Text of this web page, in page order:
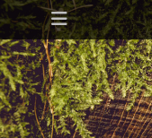
Primäres
Zum
Inhalt
springen